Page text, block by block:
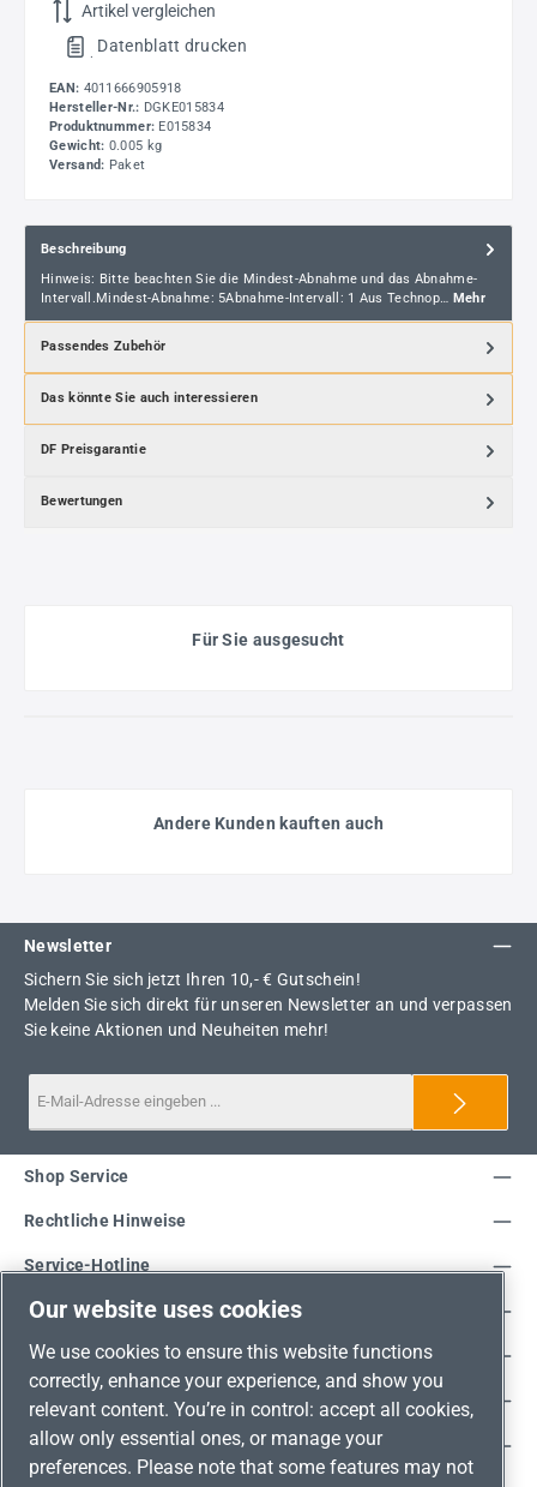
Artikel vergleichen
. Datenblatt drucken
EAN: 4011666905918
Hersteller-Nr.: DGKE015834
Produktnummer: E015834
Gewicht: 0.005 kg
Versand: Paket
Beschreibung
Hinweis: Bitte beachten Sie die Mindest-Abnahme und das Abnahme-
Intervall.Mindest-Abnahme: 5Abnahme-Intervall: 1 Aus Technop… Mehr
Passendes Zubehör
Das könnte Sie auch interessieren
DF Preisgarantie
Bewertungen
Für Sie ausgesucht
Andere Kunden kauften auch
Newsletter
Sichern Sie sich jetzt Ihren 10,- € Gutschein!
Melden Sie sich direkt für unseren Newsletter an und verpassen
Sie keine Aktionen und Neuheiten mehr!
Service-Hotline
Shop Service
Rechtliche Hinweise
Unsere Vorteile
Versandarten
Zahlungsarten
Adresse
Our website uses cookies
We use cookies to ensure this website functions
correctly, enhance your experience, and show you
relevant content. You’re in control: accept all cookies,
allow only essential ones, or manage your
preferences. Please note that some features may not